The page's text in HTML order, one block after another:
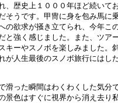
、歴史上１０００年ほど続いて
そうです。甲冑に身を包み馬に
の欲求が掻き立てられ、今年こ
と強く感じました。また、ツア
キーやスノボを楽しみました。
が人生最後のスノボ旅行にはし
滑った瞬間はわくわくした気分
景色はすぐに視界から消え去り